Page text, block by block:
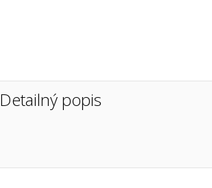
Detailný popis